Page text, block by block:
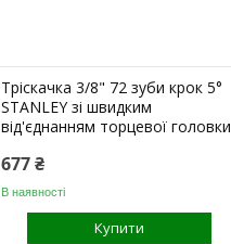
Тріскачка 3/8" 72 зуби крок 5°
STANLEY зі швидким
від'єднанням торцевої головки
677 ₴
В наявності
Купити